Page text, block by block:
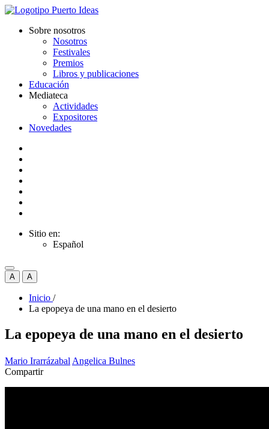
Sobre nosotros
Nosotros
Festivales
Premios
Libros y publicaciones
Educación
Mediateca
Actividades
Expositores
Novedades
Sitio en:
Español
A A
Inicio /
La epopeya de una mano en el desierto
La epopeya de una mano en el desierto
Mario Irarrázabal Angelica Bulnes
Compartir